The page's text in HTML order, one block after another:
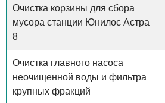
Очистка корзины для сбора
мусора станции Юнилос Астра
8
Очистка главного насоса
неочищенной воды и фильтра
крупных фракций